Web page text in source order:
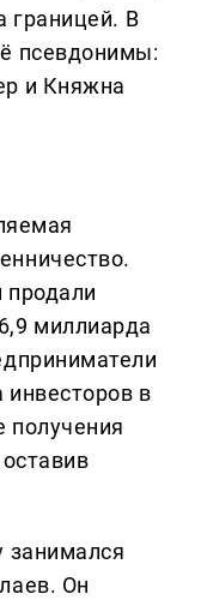
границей. В
псевдонимы:
и Княжна
миллиарда
в
получения
занимался
Он